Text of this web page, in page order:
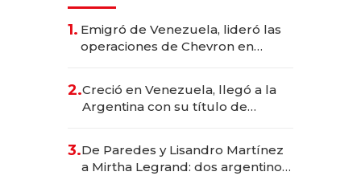
1. Emigró de Venezuela, lideró las
operaciones de Chevron en
2.Creció en Venezuela, llegó a la
Argentina con su título de
las marcas "fast premium"
3.De Paredes y Lisandro Martínez
a Mirtha Legrand: dos argentinos